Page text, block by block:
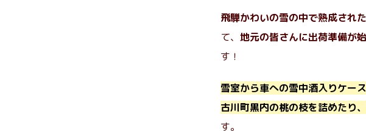
飛騨かわいの雪の中で熟成され
て、 地元の皆さんに出荷準備が
す！
雪室から車への雪中酒入りケー
古川町黒内の桃の枝を詰めたり
す。